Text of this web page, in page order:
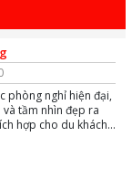
phòng nghỉ hiện đại,
tầm nhìn đẹp ra
hợp cho du khách